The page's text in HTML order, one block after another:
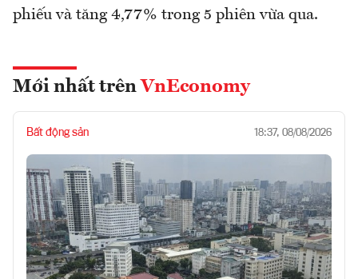
phiếu và tăng 4,77% trong 5 phiên vừa qua.
Mới nhất trên VnEconomy
Bất động sản 18:37, 08/08/2026